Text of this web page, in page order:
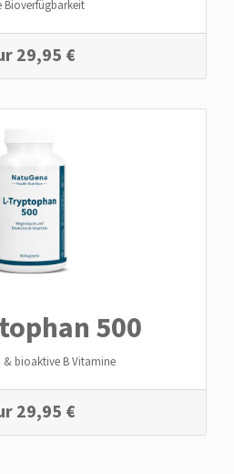
Bioverfügbarkeit
29,95 €
500
& bioaktive B Vitamine
29,95 €